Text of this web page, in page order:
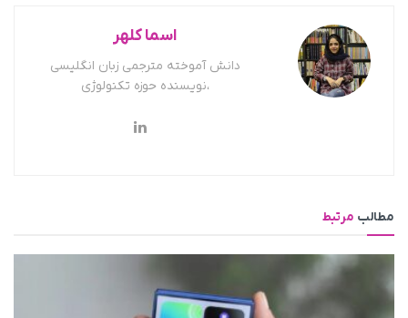
اسما کلهر
دانش آموخته مترجمی زبان انگلیسی
،نویسنده حوزه تکنولوژی
مطالب مرتبط